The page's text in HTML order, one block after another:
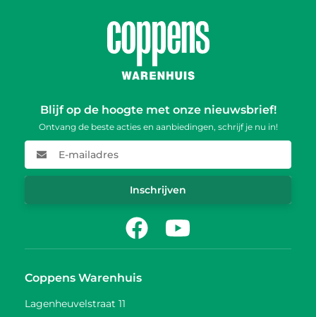
Blijf op de hoogte met onze nieuwsbrief!
Ontvang de beste acties en aanbiedingen, schrijf je nu in!
E-mailadres
Inschrijven
FacebookYoutube
Coppens Warenhuis
Lagenheuvelstraat 11